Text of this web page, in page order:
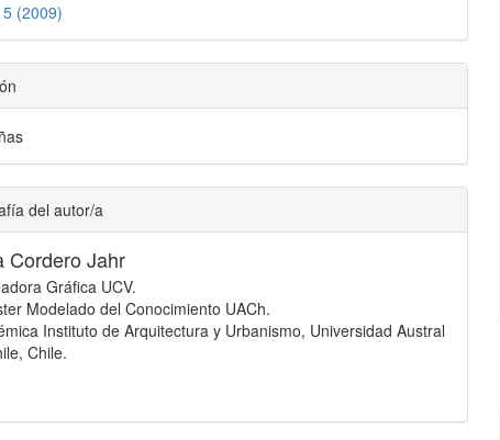
(2009)
del autor/a
Cordero Jahr
Gráfica UCV.
Modelado del Conocimiento UACh.
Instituto de Arquitectura y Urbanismo, Universidad Austral
Chile.